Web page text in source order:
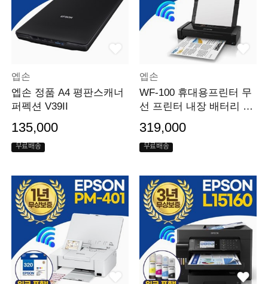
엡손
엡손 정품 A4 평판스캐너
퍼펙션 V39II
135,000
무료배송
엡손
WF-100 휴대용프린터 무
선 프린터 내장 배터리 잉
319,000
무료배송